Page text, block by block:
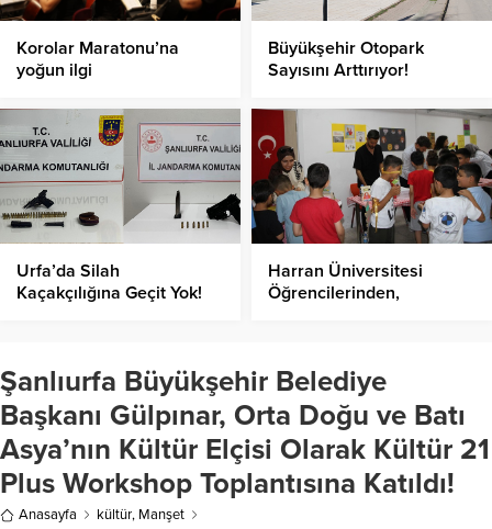
Korolar Maratonu’na
yoğun ilgi
Büyükşehir Otopark
Sayısını Arttırıyor!
Urfa’da Silah
Kaçakçılığına Geçit Yok!
Harran Üniversitesi
Öğrencilerinden,
Şanlıurfa Büyükşehir Belediye
Başkanı Gülpınar, Orta Doğu ve Batı
Asya’nın Kültür Elçisi Olarak Kültür 21
Plus Workshop Toplantısına Katıldı!
Anasayfa kültür, Manşet